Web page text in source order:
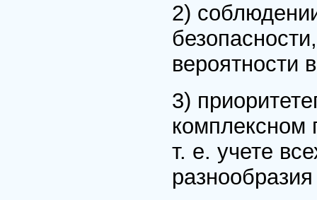
2)
вероятности
3)
комплексном
т. е. учете